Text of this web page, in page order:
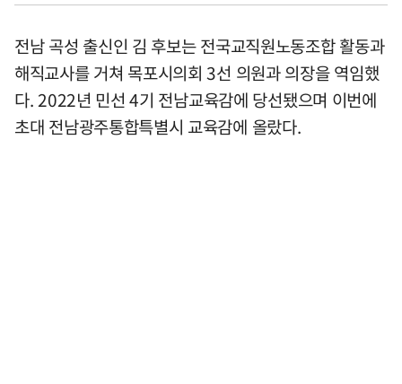
전남 곡성 출신인 김 후보는 전국교직원노동조합 활동과
해직교사를 거쳐 목포시의회 3선 의원과 의장을 역임했
다. 2022년 민선 4기 전남교육감에 당선됐으며 이번에
초대 전남광주통합특별시 교육감에 올랐다.